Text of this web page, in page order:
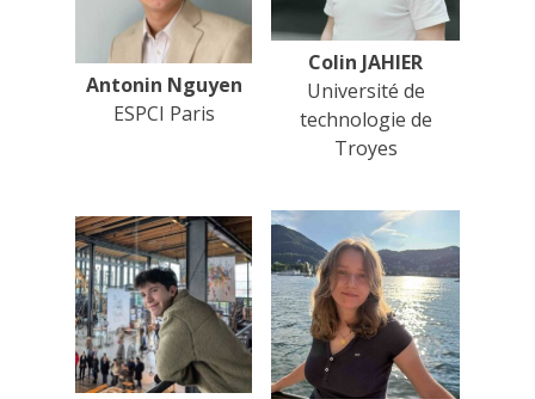
Antonin Nguyen
ESPCI Paris
Colin JAHIER
Université de
technologie de
Troyes